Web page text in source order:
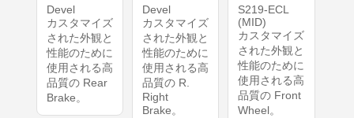
Devel
カスタマイズ
された外観と
性能のために
使用される高
品質の Rear
Brake。
Devel
カスタマイズ
された外観と
性能のために
使用される高
品質の R.
Right
Brake。
S219-ECL
(MID)
カスタマイズ
された外観と
性能のために
使用される高
品質の Front
Wheel。